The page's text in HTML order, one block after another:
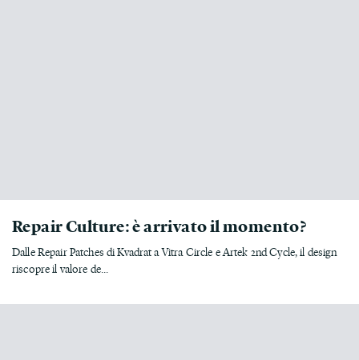
Repair Culture: è arrivato il momento?
Dalle Repair Patches di Kvadrat a Vitra Circle e Artek 2nd Cycle, il design
riscopre il valore de...